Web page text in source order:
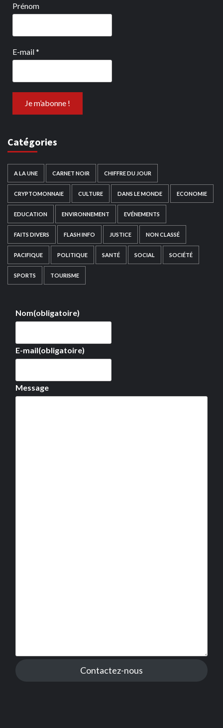
Prénom
E-mail*
Catégories
A LA UNE CARNET NOIR CHIFFRE DU JOUR
CRYPTOMONNAIE CULTURE DANS LE MONDE ECONOMIE
EDUCATION ENVIRONNEMENT EVÉNEMENTS
FAITS DIVERS FLASH INFO JUSTICE NON CLASSÉ
PACIFIQUE POLITIQUE SANTÉ SOCIAL SOCIÉTÉ
SPORTS TOURISME
Nom(obligatoire)
E-mail(obligatoire)
Message
Contactez-nous